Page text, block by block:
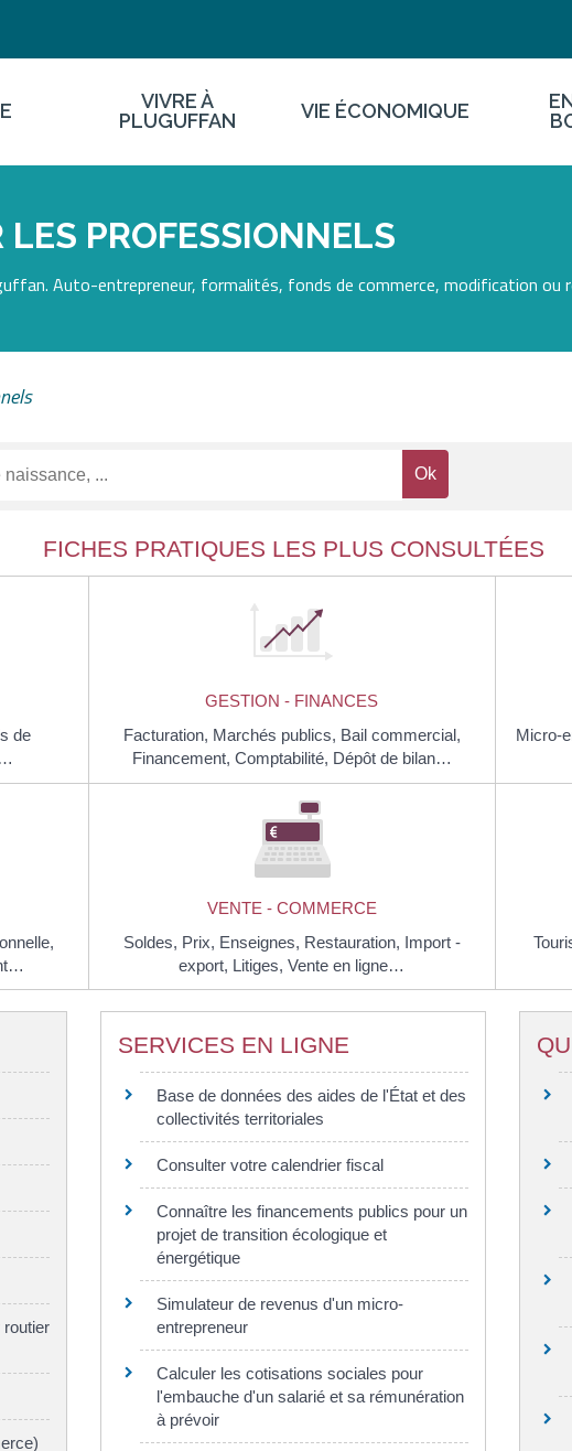
VIVRE À
PLUGUFFAN
VIE ÉCONOMIQUE
PROFESSIONNELS
Auto-entrepreneur, formalités, fonds de commerce, modification ou
FICHES PRATIQUES LES PLUS CONSULTÉES
de
GESTION - FINANCES
Facturation, Marchés publics, Bail commercial,
Financement, Comptabilité, Dépôt de bilan…
Micro-
VENTE - COMMERCE
Soldes, Prix, Enseignes, Restauration, Import -
export, Litiges,Vente en ligne…
routier
SERVICES EN LIGNE
Base de données des aides de l'État et des
collectivités territoriales
Consulter votre calendrier fiscal
Connaître les financements publics pour un
projet de transition écologique et
énergétique
Simulateur de revenus d'un micro-
entrepreneur
Calculer les cotisations sociales pour
l'embauche d'un salarié et sa rémunération
à prévoir